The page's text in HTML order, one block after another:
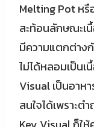
Melting Pot หรื
สะท้อนลักษณะเ
มีความแตกต่าง
ไม่ได้หลอมเป็นเ
Visual เป็นอาห
สนใจได้เพราะ